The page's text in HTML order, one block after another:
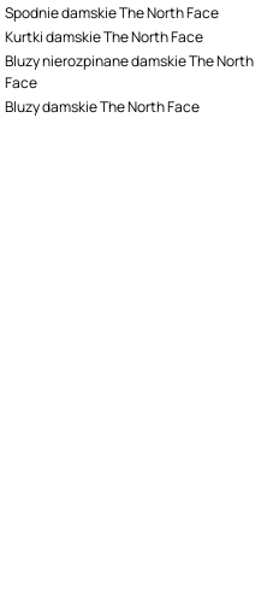
Spodnie damskie The North Face
Kurtki damskie The North Face
Bluzy nierozpinane damskie The North
Face
Bluzy damskie The North Face